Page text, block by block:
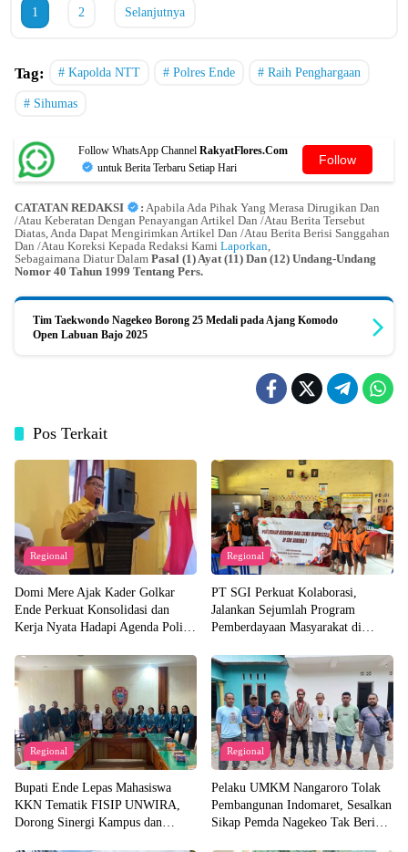
1 2 Selanjutnya
Tag: Kapolda NTT Polres Ende Raih Penghargaan
Sihumas
Follow WhatsApp Channel RakyatFlores.Com
untuk Berita Terbaru Setiap Hari
Follow
CATATAN REDAKSI : Apabila Ada Pihak Yang Merasa Dirugikan Dan
/Atau Keberatan Dengan Penayangan Artikel Dan /Atau Berita Tersebut
Diatas, Anda Dapat Mengirimkan Artikel Dan /Atau Berita Berisi Sanggahan
Dan /Atau Koreksi Kepada Redaksi Kami Laporkan,
Sebagaimana Diatur Dalam Pasal (1) Ayat (11) Dan (12) Undang-Undang
Nomor 40 Tahun 1999 Tentang Pers.
Tim Taekwondo Nagekeo Borong 25 Medali pada Ajang Komodo
Open Labuan Bajo 2025
Pos Terkait
Regional
Domi Mere Ajak Kader Golkar
Ende Perkuat Konsolidasi dan
Kerja Nyata Hadapi Agenda Politik
Regional
PT SGI Perkuat Kolaborasi,
Jalankan Sejumlah Program
Pemberdayaan Masyarakat di
Regional
Bupati Ende Lepas Mahasiswa
KKN Tematik FISIP UNWIRA,
Dorong Sinergi Kampus dan
Regional
Pelaku UMKM Nangaroro Tolak
Pembangunan Indomaret, Sesalkan
Sikap Pemda Nagekeo Tak Beri